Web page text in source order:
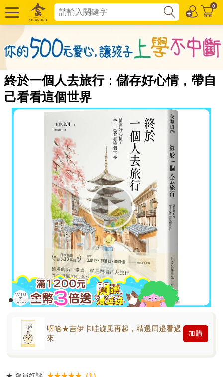
0
終於一個人去旅行：儲存好心情，帶自
己看看這個世界
呀哈★吉伊卡哇旋風再起，精選周邊看過
來
加購